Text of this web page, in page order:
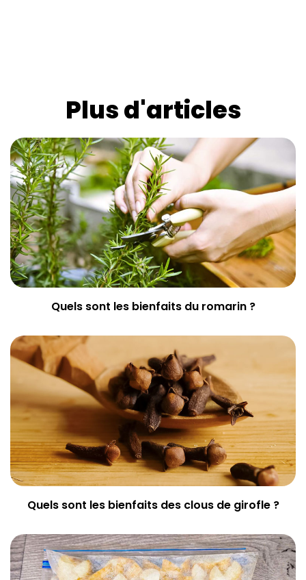
Plus d'articles
Quels sont les bienfaits du romarin ?
Quels sont les bienfaits des clous de girofle ?